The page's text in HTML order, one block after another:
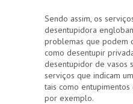
Sendo assim, os
desentupidora
problemas que podem
como desentupir
desentupidor de vasos
serviços que indicam
tais como
por exemplo.